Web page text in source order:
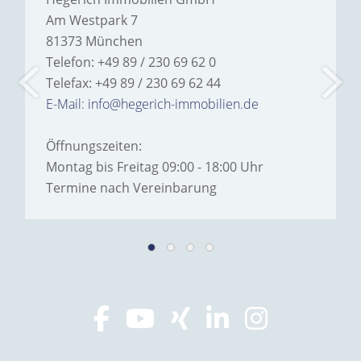
Am Westpark 7
81373 München
Telefon: +49 89 / 230 69 62 0
Telefax: +49 89 / 230 69 62 44
E-Mail: info@hegerich-immobilien.de
Öffnungszeiten:
Montag bis Freitag 09:00 - 18:00 Uhr
Termine nach Vereinbarung